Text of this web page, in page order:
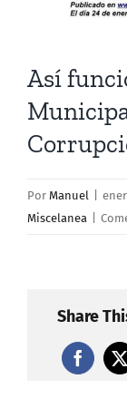
Así
Por Manuel
Miscelanea
Share
X